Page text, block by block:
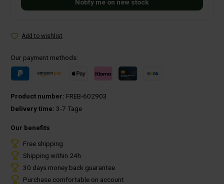
Notify me on new stock
Add to wishlist
Our payment methods:
Product number: FREB-602903
Delivery time: 3-7 Tage
Our benefits
Free shipping
Shipping within 24h
30 days money back guarantee
Purchase comfortable on account